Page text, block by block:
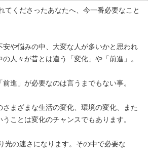
くださったあなたへ、今一番必要なこと
や悩みの中、大変な人が多いかと思われ
人々が昔とは違う「変化」や「前進」。
進」が必要なのは言うまでもない事。
まざまな生活の変化、環境の変化、また
ことは変化のチャンスでもあります。
光の速さになります。その中で必要な